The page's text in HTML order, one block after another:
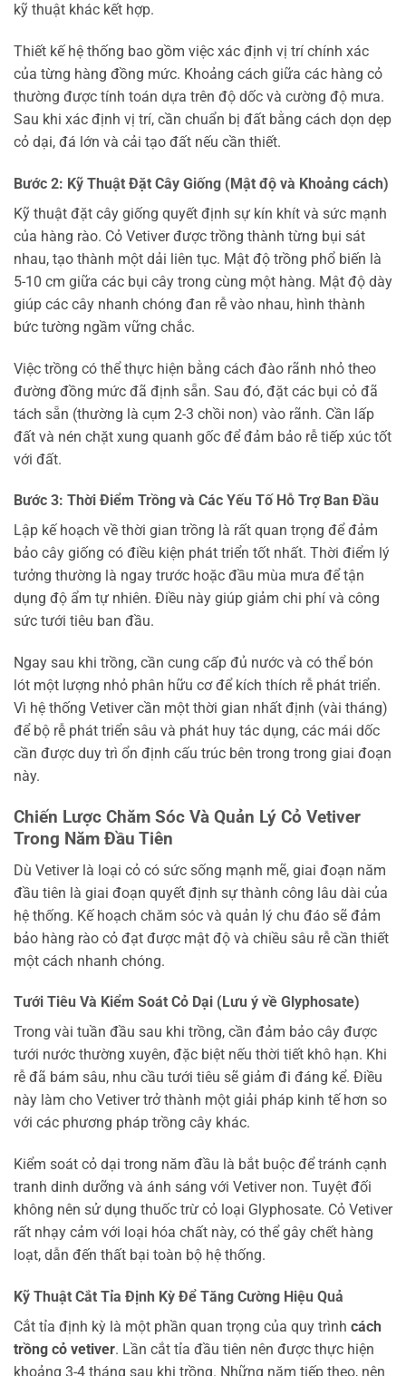
kỹ thuật khác kết hợp.
Thiết kế hệ thống bao gồm việc xác định vị trí chính xác
của từng hàng đồng mức. Khoảng cách giữa các hàng cỏ
thường được tính toán dựa trên độ dốc và cường độ mưa.
Sau khi xác định vị trí, cần chuẩn bị đất bằng cách dọn dẹp
cỏ dại, đá lớn và cải tạo đất nếu cần thiết.
Bước 2: Kỹ Thuật Đặt Cây Giống (Mật độ và Khoảng cách)
Kỹ thuật đặt cây giống quyết định sự kín khít và sức mạnh
của hàng rào. Cỏ Vetiver được trồng thành từng bụi sát
nhau, tạo thành một dải liên tục. Mật độ trồng phổ biến là
5-10 cm giữa các bụi cây trong cùng một hàng. Mật độ dày
giúp các cây nhanh chóng đan rễ vào nhau, hình thành
bức tường ngầm vững chắc.
Việc trồng có thể thực hiện bằng cách đào rãnh nhỏ theo
đường đồng mức đã định sẵn. Sau đó, đặt các bụi cỏ đã
tách sẵn (thường là cụm 2-3 chồi non) vào rãnh. Cần lấp
đất và nén chặt xung quanh gốc để đảm bảo rễ tiếp xúc tốt
với đất.
Bước 3: Thời Điểm Trồng và Các Yếu Tố Hỗ Trợ Ban Đầu
Lập kế hoạch về thời gian trồng là rất quan trọng để đảm
bảo cây giống có điều kiện phát triển tốt nhất. Thời điểm lý
tưởng thường là ngay trước hoặc đầu mùa mưa để tận
dụng độ ẩm tự nhiên. Điều này giúp giảm chi phí và công
sức tưới tiêu ban đầu.
Ngay sau khi trồng, cần cung cấp đủ nước và có thể bón
lót một lượng nhỏ phân hữu cơ để kích thích rễ phát triển.
Vì hệ thống Vetiver cần một thời gian nhất định (vài tháng)
để bộ rễ phát triển sâu và phát huy tác dụng, các mái dốc
cần được duy trì ổn định cấu trúc bên trong trong giai đoạn
này.
Chiến Lược Chăm Sóc Và Quản Lý Cỏ Vetiver
Trong Năm Đầu Tiên
Dù Vetiver là loại cỏ có sức sống mạnh mẽ, giai đoạn năm
đầu tiên là giai đoạn quyết định sự thành công lâu dài của
hệ thống. Kế hoạch chăm sóc và quản lý chu đáo sẽ đảm
bảo hàng rào cỏ đạt được mật độ và chiều sâu rễ cần thiết
một cách nhanh chóng.
Tưới Tiêu Và Kiểm Soát Cỏ Dại (Lưu ý về Glyphosate)
Trong vài tuần đầu sau khi trồng, cần đảm bảo cây được
tưới nước thường xuyên, đặc biệt nếu thời tiết khô hạn. Khi
rễ đã bám sâu, nhu cầu tưới tiêu sẽ giảm đi đáng kể. Điều
này làm cho Vetiver trở thành một giải pháp kinh tế hơn so
với các phương pháp trồng cây khác.
Kiểm soát cỏ dại trong năm đầu là bắt buộc để tránh cạnh
tranh dinh dưỡng và ánh sáng với Vetiver non. Tuyệt đối
không nên sử dụng thuốc trừ cỏ loại Glyphosate. Cỏ Vetiver
rất nhạy cảm với loại hóa chất này, có thể gây chết hàng
loạt, dẫn đến thất bại toàn bộ hệ thống.
Kỹ Thuật Cắt Tỉa Định Kỳ Để Tăng Cường Hiệu Quả
Cắt tỉa định kỳ là một phần quan trọng của quy trình cách
trồng cỏ vetiver. Lần cắt tỉa đầu tiên nên được thực hiện
khoảng 3-4 tháng sau khi trồng. Những năm tiếp theo, nên